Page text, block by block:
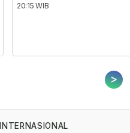
20:15 WIB
>
INTERNASIONAL